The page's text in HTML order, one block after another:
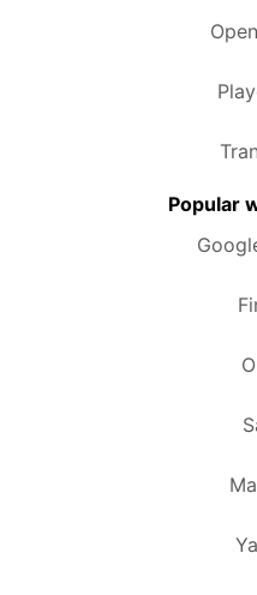
Popular